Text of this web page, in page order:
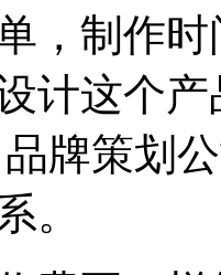
，制作
计这个
牌策划
。